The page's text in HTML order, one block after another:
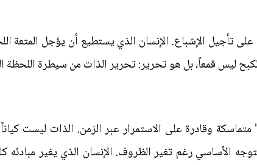
على تأجيل الإشباع. الإنسان الذي يستطيع أن يؤجل
ليس قمعاً، بل هو تحرير: تحرير الذات من سيطرة
وقادرة على الاستمرار عبر الزمن. الذات ليست
الأساسي رغم تغير الظروف. الإنسان الذي يغير مبادئه